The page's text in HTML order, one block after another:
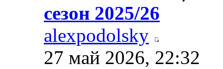
сезон 2025/26
alexpodolsky
27 май 2026, 22:32